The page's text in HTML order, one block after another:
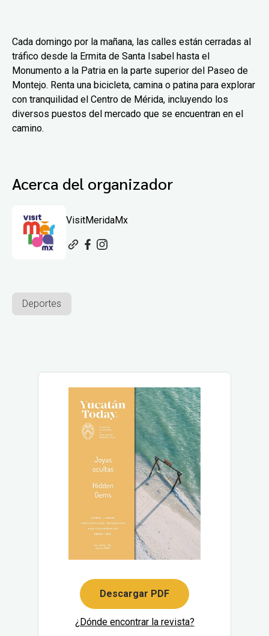
Cada domingo por la mañana, las calles están cerradas al
tráfico desde la Ermita de Santa Isabel hasta el
Monumento a la Patria en la parte superior del Paseo de
Montejo. Renta una bicicleta, camina o patina para explorar
con tranquilidad el Centro de Mérida, incluyendo los
diversos puestos del mercado que se encuentran en el
camino.
Acerca del organizador
VisitMeridaMx
Deportes
Descargar PDF
¿Dónde encontrar la revista?